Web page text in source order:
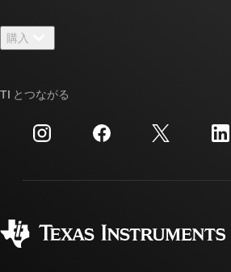
ニュース
イベント
投資家向け情報
TI E2E™ 設計サポート・フォーラム
クロスリファレンス検索
カスタマー・サポート・センター
myTI アカウントの FAQ
購入
ご注文に関する FAQ
TI とつながる